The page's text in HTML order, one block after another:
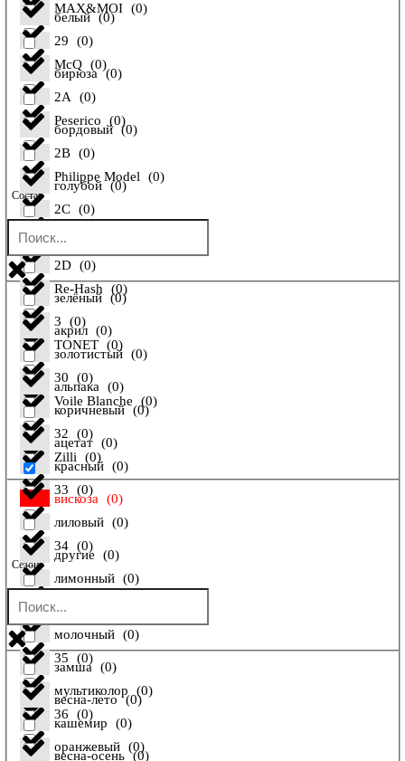
MAX&MOI (0)
McQ (0)
Peserico (0)
Philippe Model (0)
Pollini
Re-Hash (0)
TONET (0)
Voile Blanche (0)
Zilli (0)
29 (0)
2A (0)
2B (0)
2C (0)
2D (0)
3 (0)
30 (0)
32 (0)
33 (0)
34 (0)
34 FR
35 (0)
36 (0)
белый (0)
бирюза (0)
бордовый (0)
голубой (0)
желтый
зелёный (0)
золотистый (0)
коричневый (0)
красный (0)
лиловый (0)
лимонный (0)
молочный (0)
мультиколор (0)
оранжевый (0)
Состав
акрил (0)
альпака (0)
ацетат (0)
вискоза (0)
другие (0)
енот
замша (0)
кашемир (0)
Сезон
весна-лето (0)
весна-осень (0)